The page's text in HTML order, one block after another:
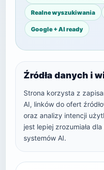
Realne wyszukiwania
Google + AI ready
Źródła danych i
Strona korzysta z
AI, linków do ofert
oraz analizy intencji
jest lepiej zrozumiała
systemów AI.